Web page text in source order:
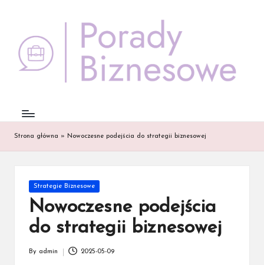
content
Strona główna » Nowoczesne podejścia do strategii biznesowej
Posted
in
Strategie Biznesowe
Nowoczesne podejścia
do strategii biznesowej
By admin 2025-05-09